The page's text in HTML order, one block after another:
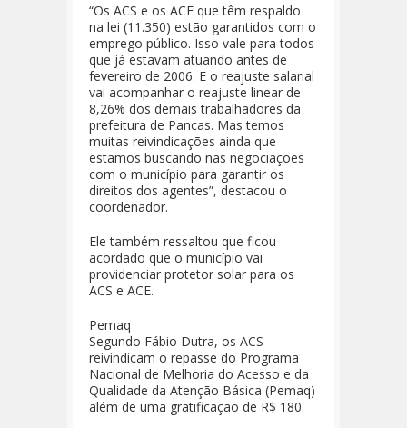
“Os ACS e os ACE que têm respaldo
na lei (11.350) estão garantidos com o
emprego público. Isso vale para todos
que já estavam atuando antes de
fevereiro de 2006. E o reajuste salarial
vai acompanhar o reajuste linear de
8,26% dos demais trabalhadores da
prefeitura de Pancas. Mas temos
muitas reivindicações ainda que
estamos buscando nas negociações
com o município para garantir os
direitos dos agentes”, destacou o
coordenador.
Ele também ressaltou que ficou
acordado que o município vai
providenciar protetor solar para os
ACS e ACE.
Pemaq
Segundo Fábio Dutra, os ACS
reivindicam o repasse do Programa
Nacional de Melhoria do Acesso e da
Qualidade da Atenção Básica (Pemaq)
além de uma gratificação de R$ 180.